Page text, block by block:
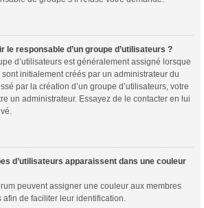
le responsable d’un groupe d’utilisateurs ?
d’utilisateurs est généralement assigné lorsque
initialement créés par un administrateur du
par la création d’un groupe d’utilisateurs, votre
un administrateur. Essayez de le contacter en lui
d’utilisateurs apparaissent dans une couleur
peuvent assigner une couleur aux membres
afin de faciliter leur identification.